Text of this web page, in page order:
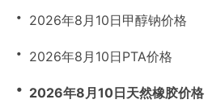
・ 2026年8月10日甲醇钠价格
・ 2026年8月10日PTA价格
・ 2026年8月10日天然橡胶价格